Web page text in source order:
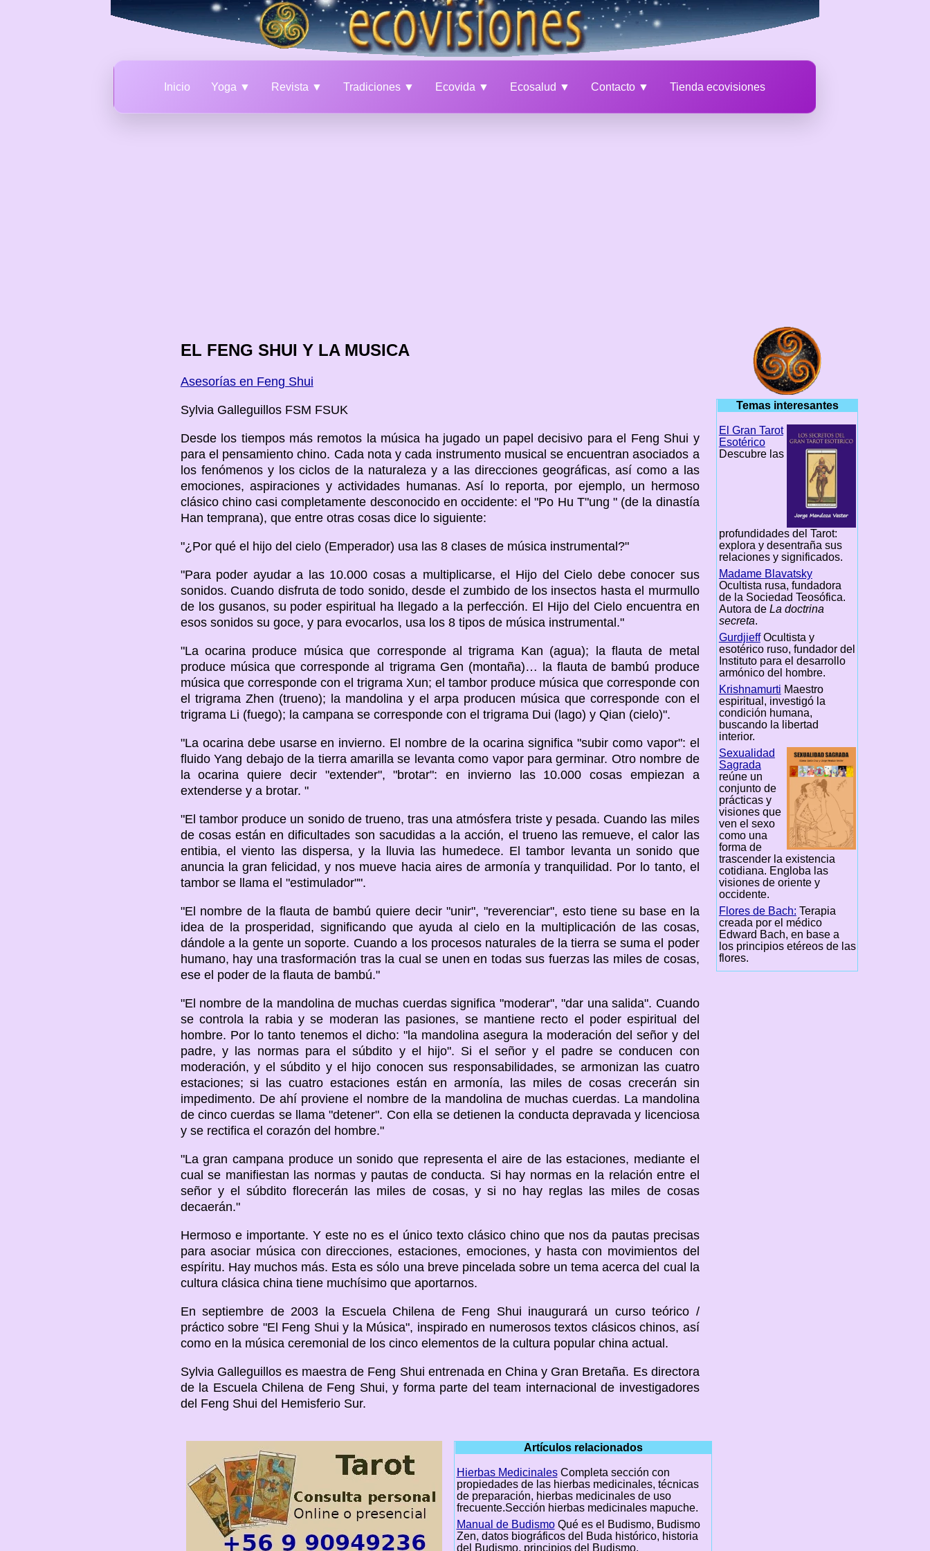
Inicio Yoga ▼ Revista ▼ Tradiciones ▼ Ecovida ▼ Ecosalud ▼ Contacto ▼ Tienda ecovisiones
EL FENG SHUI Y LA MUSICA
Asesorías en Feng Shui
Sylvia GalleguillosFSM FSUK
Desde los tiempos más remotos la música ha jugado un papel decisivo para el Feng Shui y
para el pensamiento chino. Cada nota y cada instrumento musical se encuentran asociados a
los fenómenos y los ciclos de la naturaleza y a las direcciones geográficas, así como a las
emociones, aspiraciones y actividades humanas. Así lo reporta, por ejemplo, un hermoso
clásico chino casi completamente desconocido en occidente: el "Po Hu T"ung " (de la dinastía
Han temprana), que entre otras cosas dice lo siguiente:
"¿Por qué el hijo del cielo (Emperador) usa las 8 clases de música instrumental?"
"Para poder ayudar a las 10.000 cosas a multiplicarse, el Hijo del Cielo debe conocer sus
sonidos. Cuando disfruta de todo sonido, desde el zumbido de los insectos hasta el murmullo
de los gusanos, su poder espiritual ha llegado a la perfección. El Hijo del Cielo encuentra en
esos sonidos su goce, y para evocarlos, usa los 8 tipos de música instrumental."
"La ocarina produce música que corresponde al trigrama Kan (agua); la flauta de metal
produce música que corresponde al trigrama Gen (montaña)… la flauta de bambú produce
música que corresponde con el trigrama Xun; el tambor produce música que corresponde con
el trigrama Zhen (trueno); la mandolina y el arpa producen música que corresponde con el
trigrama Li (fuego); la campana se corresponde con el trigrama Dui (lago) y Qian (cielo)".
"La ocarina debe usarse en invierno. El nombre de la ocarina significa "subir como vapor": el
fluido Yang debajo de la tierra amarilla se levanta como vapor para germinar. Otro nombre de
la ocarina quiere decir "extender", "brotar": en invierno las 10.000 cosas empiezan a
extenderse y a brotar. "
"El tambor produce un sonido de trueno, tras una atmósfera triste y pesada. Cuando las miles
de cosas están en dificultades son sacudidas a la acción, el trueno las remueve, el calor las
entibia, el viento las dispersa, y la lluvia las humedece. El tambor levanta un sonido que
anuncia la gran felicidad, y nos mueve hacia aires de armonía y tranquilidad. Por lo tanto, el
tambor se llama el "estimulador"".
"El nombre de la flauta de bambú quiere decir "unir", "reverenciar", esto tiene su base en la
idea de la prosperidad, significando que ayuda al cielo en la multiplicación de las cosas,
dándole a la gente un soporte. Cuando a los procesos naturales de la tierra se suma el poder
humano, hay una trasformación tras la cual se unen en todas sus fuerzas las miles de cosas,
ese el poder de la flauta de bambú."
"El nombre de la mandolina de muchas cuerdas significa "moderar", "dar una salida". Cuando
se controla la rabia y se moderan las pasiones, se mantiene recto el poder espiritual del
hombre. Por lo tanto tenemos el dicho: "la mandolina asegura la moderación del señor y del
padre, y las normas para el súbdito y el hijo". Si el señor y el padre se conducen con
moderación, y el súbdito y el hijo conocen sus responsabilidades, se armonizan las cuatro
estaciones; si las cuatro estaciones están en armonía, las miles de cosas crecerán sin
impedimento. De ahí proviene el nombre de la mandolina de muchas cuerdas. La mandolina
de cinco cuerdas se llama "detener". Con ella se detienen la conducta depravada y licenciosa
y se rectifica el corazón del hombre."
"La gran campana produce un sonido que representa el aire de las estaciones, mediante el
cual se manifiestan las normas y pautas de conducta. Si hay normas en la relación entre el
señor y el súbdito florecerán las miles de cosas, y si no hay reglas las miles de cosas
decaerán."
Hermoso e importante. Y este no es el único texto clásico chino que nos da pautas precisas
para asociar música con direcciones, estaciones, emociones, y hasta con movimientos del
espíritu. Hay muchos más. Esta es sólo una breve pincelada sobre un tema acerca del cual la
cultura clásica china tiene muchísimo que aportarnos.
En septiembre de 2003 la Escuela Chilena de Feng Shui inaugurará un curso teórico /
práctico sobre "El Feng Shui y la Música", inspirado en numerosos textos clásicos chinos, así
como en la música ceremonial de los cinco elementos de la cultura popular china actual.
Sylvia Galleguillos es maestra de Feng Shui entrenada en China y Gran Bretaña. Es directora
de la Escuela Chilena de Feng Shui, y forma parte del team internacional de investigadores
del Feng Shui del Hemisferio Sur.
Temas interesantes
El Gran Tarot
Esotérico
Descubre las
profundidades del Tarot:
explora y desentraña sus
relaciones y significados.
Madame Blavatsky
Ocultista rusa, fundadora
de la Sociedad Teosófica.
Autora de La doctrina
secreta.
GurdjieffOcultista y
esotérico ruso, fundador del
Instituto para el desarrollo
armónico del hombre.
Krishnamurti Maestro
espiritual, investigó la
condición humana,
buscando la libertad
interior.
Sexualidad
Sagrada
reúne un
conjunto de
prácticas y
visiones que
ven el sexo
como una
forma de
trascender la existencia
cotidiana. Engloba las
visiones de oriente y
occidente.
Flores de Bach: Terapia
creada por el médico
Edward Bach, en base a
los principios etéreos de las
flores.
Artículos relacionados
Hierbas MedicinalesCompleta sección con
propiedades de las hierbas medicinales, técnicas
de preparación, hierbas medicinales de uso
frecuente.Sección hierbas medicinales mapuche.
Manual de BudismoQué es el Budismo, Budismo
Zen, datos biográficos del Buda histórico, historia
del Budismo, principios del Budismo.